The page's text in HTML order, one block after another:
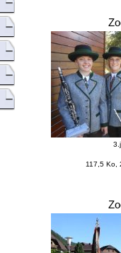
117,5 Ko,